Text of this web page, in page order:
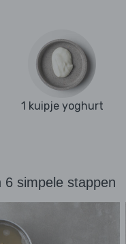
1 kuipje yoghurt
simpele stappen